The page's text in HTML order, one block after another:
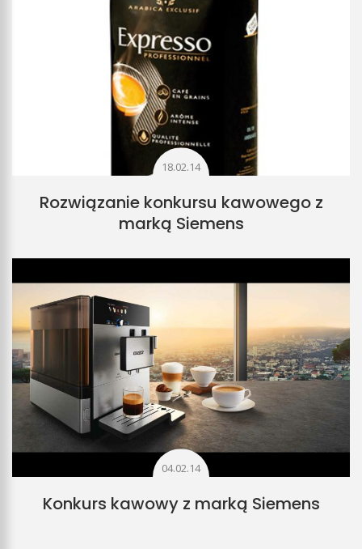
18.02.14
Rozwiązanie konkursu kawowego z
marką Siemens
04.02.14
Konkurs kawowy z marką Siemens